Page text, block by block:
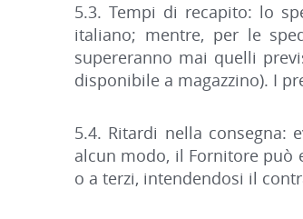
5.3. Tempi di recapito: lo
italiano; mentre, per le
supereranno mai quelli
disponibile a magazzino). I
5.4. Ritardi nella consegna:
alcun modo, il Fornitore può
o a terzi, intendendosi il